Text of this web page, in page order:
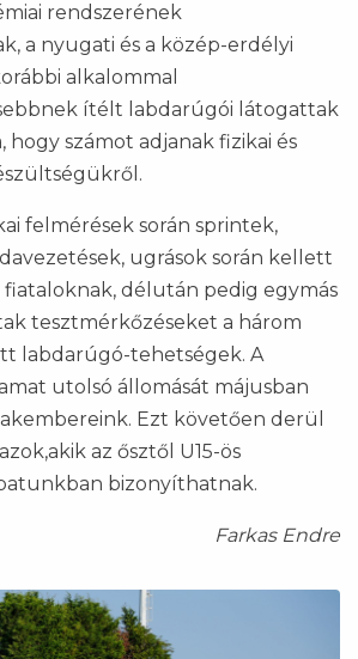
rendszerének
a nyugati és a közép-erdélyi
alkalommal
ítélt labdarúgói látogattak
hogy számot adjanak fizikai és
felmérések során sprintek,
ugrások során kellett
délután pedig egymás
tesztmérkőzéseket a három
labdarúgó-tehetségek. A
utolsó állomását májusban
Ezt követően derül
az ősztől U15-ös
bizonyíthatnak.
Farkas Endre